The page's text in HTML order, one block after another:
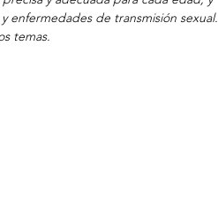
enfermedades de transmisión sexual.
temas.